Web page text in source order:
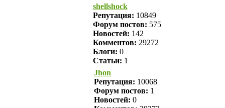
shellshock
Репутация: 10849
Форум постов: 575
Новостей: 142
Комментов: 29272
Блоги: 0
Статьи: 1
Jhon
Репутация: 10068
Форум постов: 1
Новостей: 0